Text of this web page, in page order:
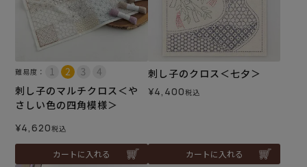
難易度：
刺し子のマルチクロス＜や
さしい色の四角模様＞
¥4,620税込
カートに入れる
刺し子のクロス＜七夕＞
¥4,400税込
カートに入れる